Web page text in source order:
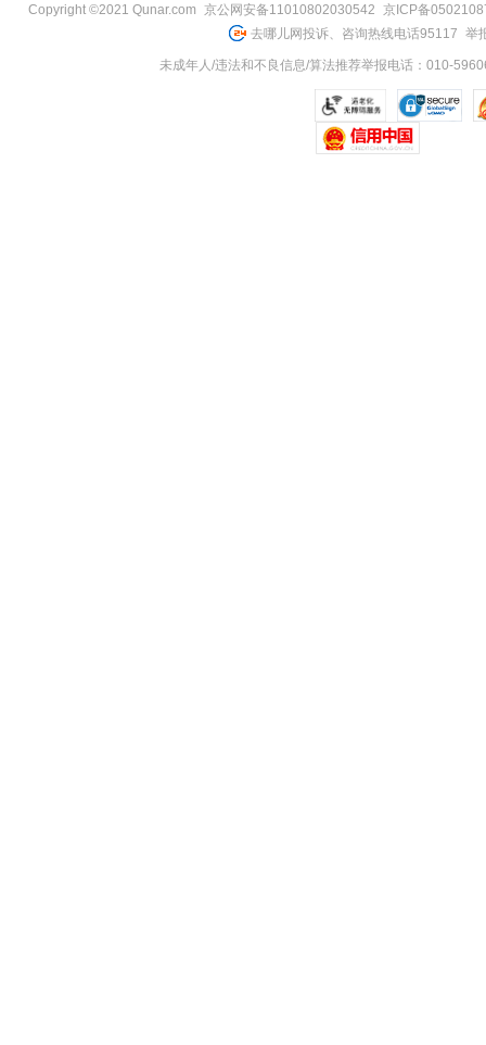
Copyright ©2021 Qunar.com 京公网安备11010802030542 京ICP备
去哪儿网投诉、咨询热线电话95117 举
未成年人/违法和不良信息/算法推荐举报电话：010-